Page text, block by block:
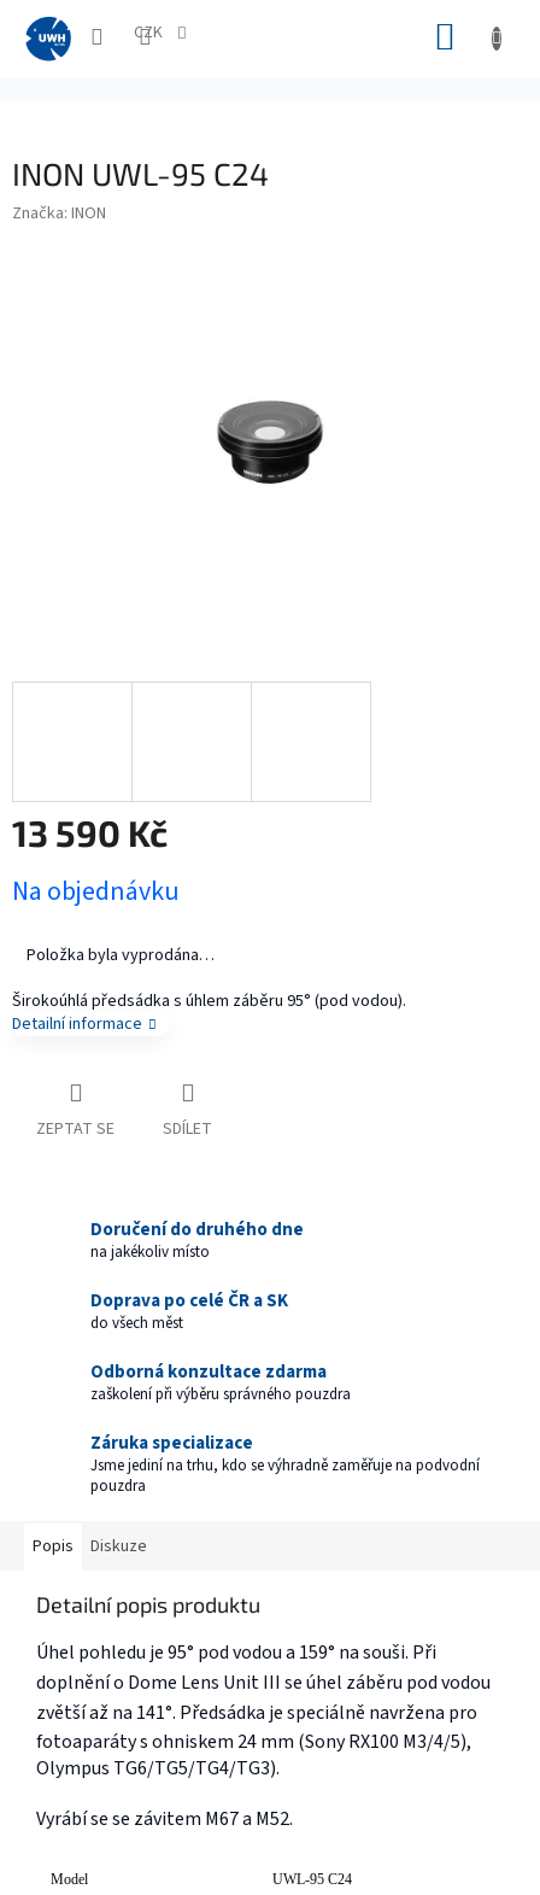
obsah
CZK
INON UWL-95 C24
Značka: INON
13 590 Kč
cena:
Na objednávku
Položka byla vyprodána…
Širokoúhlá předsádka s úhlem záběru 95° (pod vodou).
Detailní informace
ZEPTAT SE SDÍLET
Doručení do druhého dne
na jakékoliv místo
Doprava po celé ČR a SK
do všech měst
Odborná konzultace zdarma
zaškolení při výběru správného pouzdra
Záruka specializace
Jsme jediní na trhu, kdo se výhradně zaměřuje na podvodní
pouzdra
Popis Diskuze
Detailní popis produktu
Úhel pohledu je 95° pod vodou a 159° na souši. Při
doplnění o Dome Lens Unit III se úhel záběru pod vodou
zvětší až na 141°. Předsádka je speciálně navržena pro
fotoaparáty s ohniskem 24 mm (Sony RX100 M3/4/5),
Olympus TG6/TG5/TG4/TG3).
Vyrábí se se závitem M67 a M52.
Model UWL-95 C24